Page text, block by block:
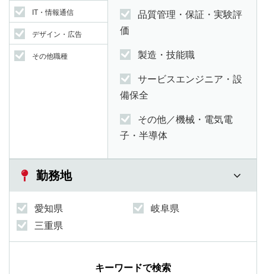
IT・情報通信
デザイン・広告
その他職種
品質管理・保証・実験評
価
製造・技能職
サービスエンジニア・設
備保全
その他／機械・電気電
子・半導体
勤務地
愛知県
岐阜県
三重県
キーワードで検索